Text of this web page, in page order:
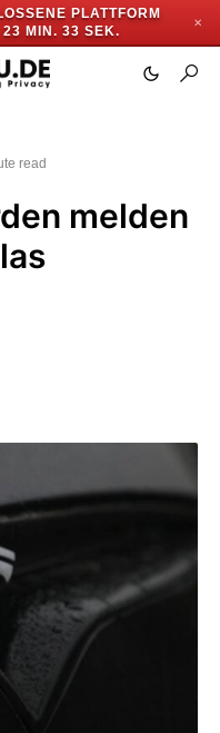
PLATTFORM
MIN. 33 SEK.
✕
read
melden